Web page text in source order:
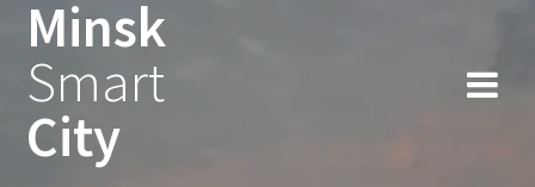
Minsk
Smart
City